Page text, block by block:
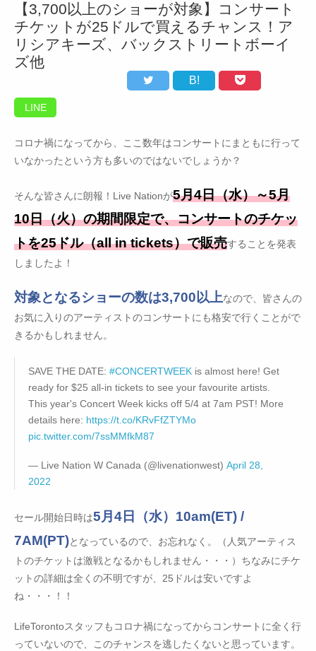
【3,700以上のショーが対象】コンサート
チケットが25ドルで買えるチャンス！ア
リシアキーズ、バックストリートボーイ
ズ他
B!
LINE
コロナ禍になってから、ここ数年はコンサートにまともに行って
いなかったという方も多いのではないでしょうか？
そんな皆さんに朗報！Live Nationが5月4日（水）～5月
10日（火）の期間限定で、コンサートのチケッ
トを25ドル（all in tickets）で販売することを発表
しましたよ！
対象となるショーの数は3,700以上なので、皆さんの
お気に入りのアーティストのコンサートにも格安で行くことがで
きるかもしれません。
SAVE THE DATE: #CONCERTWEEK is almost here! Get
ready for $25 all-in tickets to see your favourite artists.
This year's Concert Week kicks off 5/4 at 7am PST! More
details here: https://t.co/KRvFfZTYMo
pic.twitter.com/7ssMMfkM87
— Live Nation W Canada (@livenationwest) April 28,
2022
セール開始日時は5月4日（水）10am(ET) /
7AM(PT)となっているので、お忘れなく。（人気アーティス
トのチケットは激戦となるかもしれません・・・）ちなみにチケ
ットの詳細は全くの不明ですが、25ドルは安いですよ
ね・・・！！
LifeTorontoスタッフもコロナ禍になってからコンサートに全く行
っていないので、このチャンスを逃したくないと思っています。